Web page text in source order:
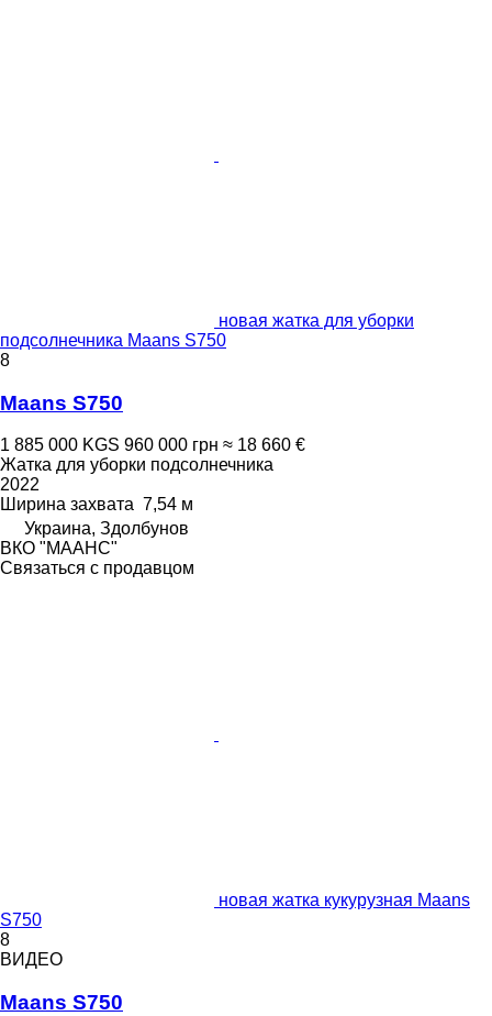
новая жатка для уборки
подсолнечника Maans S750
8
Maans S750
1 885 000 KGS 960 000 грн ≈ 18 660 €
Жатка для уборки подсолнечника
2022
Ширина захвата 7,54 м
Украина, Здолбунов
ВКО "МААНС"
Связаться с продавцом
новая жатка кукурузная Maans
S750
8
ВИДЕО
Maans S750